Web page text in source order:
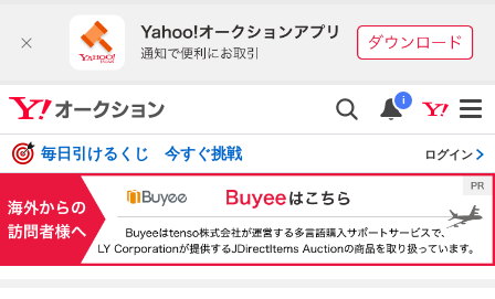
i
毎日引けるくじ 今すぐ挑戦 ログイン